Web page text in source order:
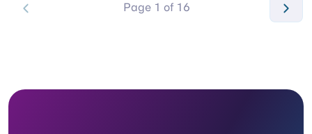
Page 1 of 16